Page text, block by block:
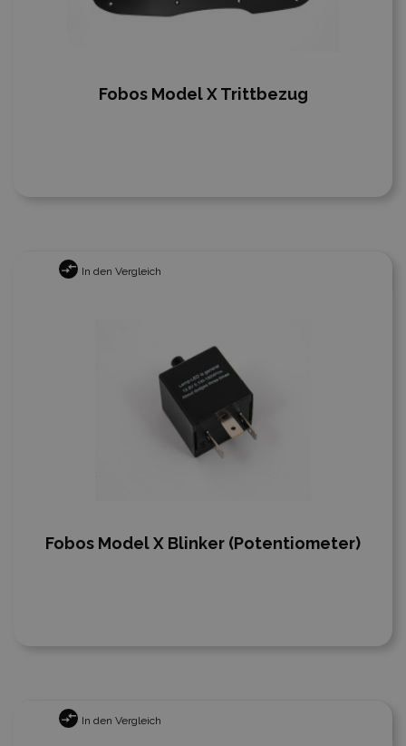
Fobos Model X Trittbezug
In den Vergleich
Fobos Model X Blinker (Potentiometer)
In den Vergleich